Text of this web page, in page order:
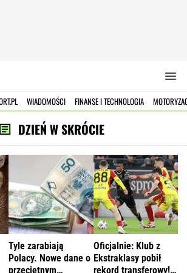
WIADOMOŚCI FINANSE I TECHNOLOGIA
DZIEŃ W SKRÓCIE
Tyle zarabiają
Polacy. Nowe dane o
przeciętnym
Oficjalnie: Klub z
Ekstraklasy pobił
rekord transferowy!